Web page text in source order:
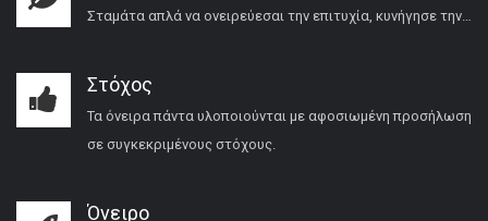
Σταμάτα απλά να ονειρεύεσαι την επιτυχία, κυνήγησε την…
Στόχος
Τα όνειρα πάντα υλοποιούνται με αφοσιωμένη προσήλωση
σε συγκεκριμένους στόχους.
Όνειρο